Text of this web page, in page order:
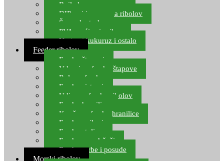
Boile lovne
DIP-ovi i arome za ribolov
Šaranske torbe
PVA vrećice i pribor
Umjetni kukuruz i ostalo
Feeder ribolov
Feeder štapovi
Vrhovi za feeder štapove
Role za feeder
Feeder sistemi
Udice za feeder ribolov
Feeder hranilice
Kopče za feeder hranilice
Feeder najloni
Feeder stolice
Feeder arm držači
Feeder torbe i posude
Morski ribolov